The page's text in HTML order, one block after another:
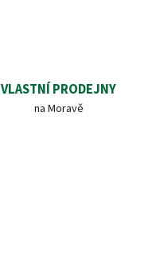
VLASTNÍ PRODEJNY
na Moravě